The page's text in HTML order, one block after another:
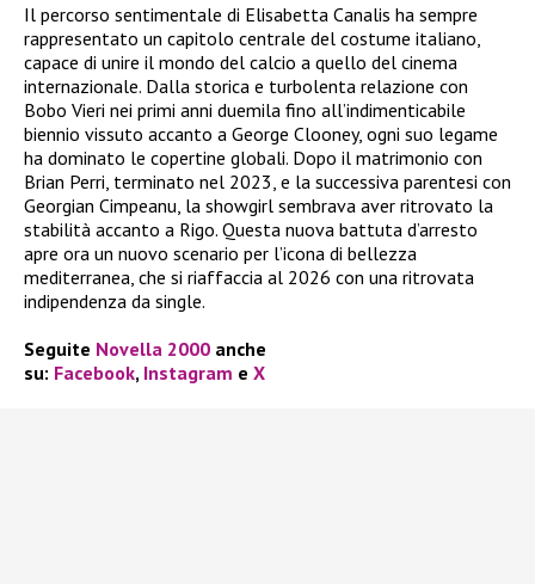
Il percorso sentimentale di Elisabetta Canalis ha sempre
rappresentato un capitolo centrale del costume italiano,
capace di unire il mondo del calcio a quello del cinema
internazionale. Dalla storica e turbolenta relazione con
Bobo Vieri nei primi anni duemila fino all’indimenticabile
biennio vissuto accanto a George Clooney, ogni suo legame
ha dominato le copertine globali. Dopo il matrimonio con
Brian Perri, terminato nel 2023, e la successiva parentesi con
Georgian Cimpeanu, la showgirl sembrava aver ritrovato la
stabilità accanto a Rigo. Questa nuova battuta d’arresto
apre ora un nuovo scenario per l’icona di bellezza
mediterranea, che si riaffaccia al 2026 con una ritrovata
indipendenza da single.
Seguite Novella 2000 anche
su: Facebook, Instagram e X